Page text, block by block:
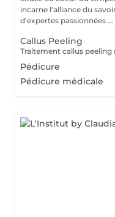
incarne l'alliance du savoir-faire
d'expertes passionnées ...
Callus Peeling
Pédicure
Pédicure médicale